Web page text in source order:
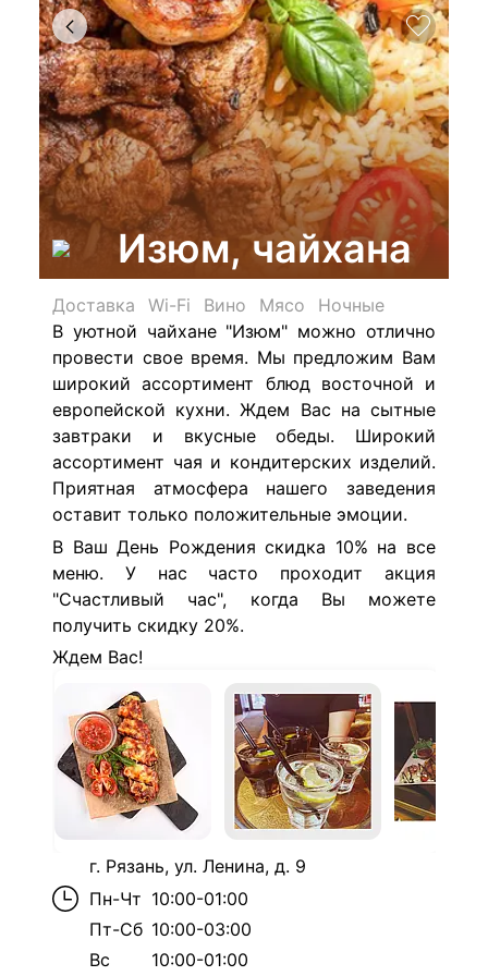
Изюм, чайхана
Доставка Wi-Fi Вино Мясо
Ночные
В уютной чайхане "Изюм" можно отлично
провести свое время. Мы предложим Вам
широкий ассортимент блюд восточной и
европейской кухни. Ждем Вас на сытные
завтраки и вкусные обеды. Широкий
ассортимент чая и кондитерских изделий.
Приятная атмосфера нашего заведения
оставит только положительные эмоции.
В Ваш День Рождения скидка 10% на все
меню. У нас часто проходит акция
"Счастливый час", когда Вы можете
получить скидку 20%.
Ждем Вас!
г. Рязань, ул. Ленина, д. 9
Пн-Чт 10:00-01:00
Пт-Сб 10:00-03:00
Вс
10:00-01:00